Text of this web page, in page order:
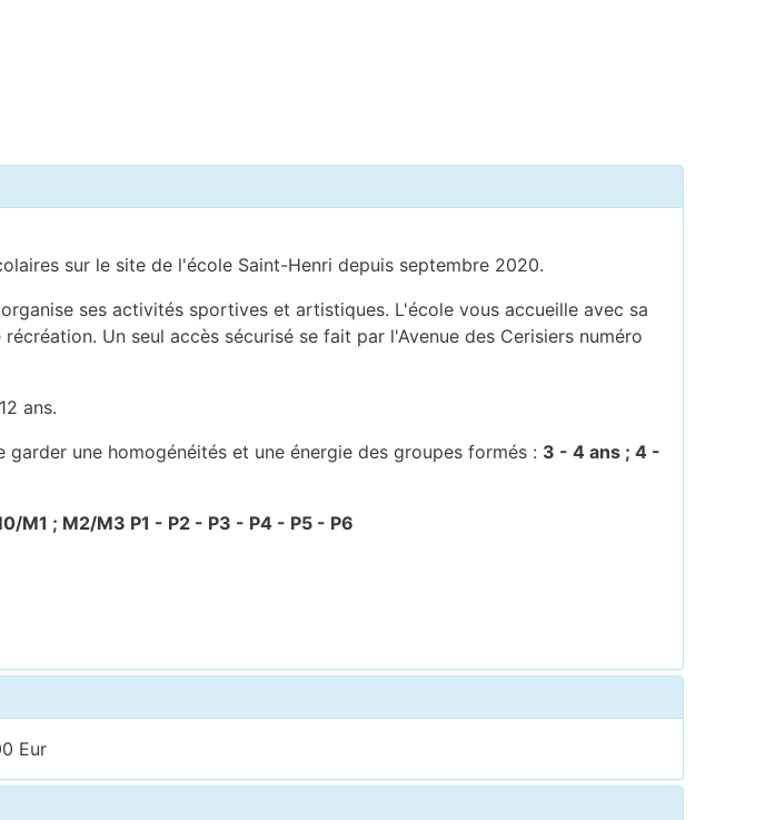
sur le site de l'école Saint-Henri depuis septembre 2020.
ses activités sportives et artistiques. L'école vous accueille avec sa
Un seul accès sécurisé se fait par l'Avenue des Cerisiers numéro
ans.
une homogénéités et une énergie des groupes formés : 3 - 4 ans ; 4 -
M1 ; M2/M3 P1 - P2 - P3 - P4 - P5 - P6
Eur